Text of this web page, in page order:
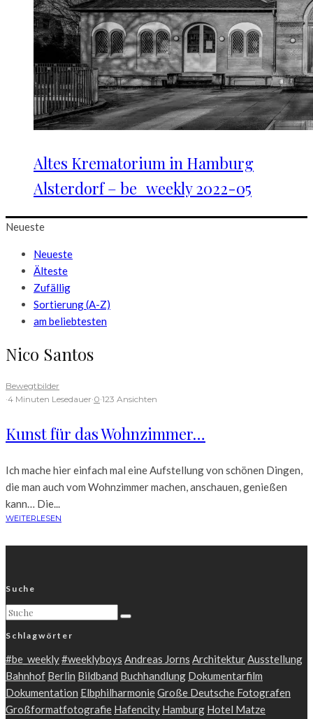
Altes Krematorium in Hamburg
Alsterdorf – be_weekly 2022-05
Neueste
Neueste
Älteste
Zufällig
Sortierung (A-Z)
am beliebtesten
Nico Santos
Bewegtbilder
·4 Minuten Lesedauer·0·123 Ansichten
Kunst für das Wohnzimmer…
Ich mache hier einfach mal eine Aufstellung von schönen Dingen,
die man auch vom Wohnzimmer machen, anschauen, genießen
kann… Die...
WEITERLESEN
Suche
Schlagwörter
#be_weekly#weeklyboys Andreas Jorns ArchitekturAusstellung
Bahnhof Berlin Bildband Buchhandlung Dokumentarfilm
Dokumentation ElbphilharmonieGroße Deutsche Fotografen
Großformatfotografie Hafencity Hamburg Hotel Matze